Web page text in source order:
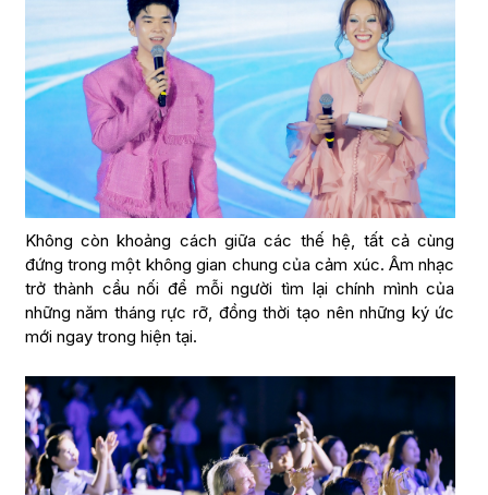
Không còn khoảng cách giữa các thế hệ, tất cả cùng
đứng trong một không gian chung của cảm xúc. Âm nhạc
trở thành cầu nối để mỗi người tìm lại chính mình của
những năm tháng rực rỡ, đồng thời tạo nên những ký ức
mới ngay trong hiện tại.